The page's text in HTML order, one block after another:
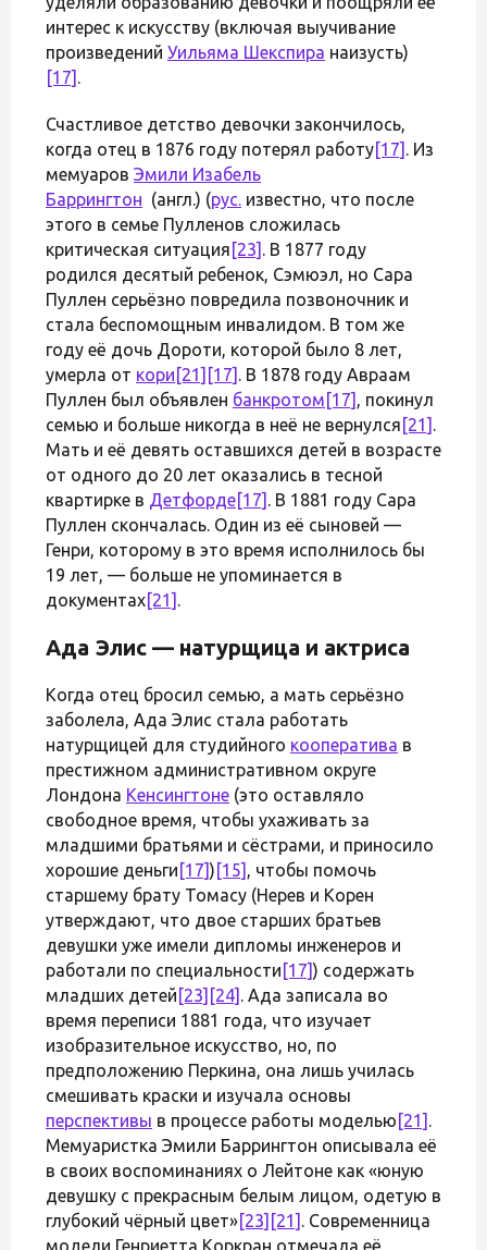
интерес к искусству (включая выучивание
произведений Уильяма Шекспира наизусть)
[17] .
Счастливое детство девочки закончилось,
когда отец в 1876 году потерял работу[17] . Из
мемуаров Эмили Изабель
Баррингтон (англ.) (рус. известно, что после
этого в семье Пулленов сложилась
критическая ситуация [23] . В 1877 году
родился десятый ребенок, Сэмюэл, но Сара
Пуллен серьёзно повредила позвоночник и
стала беспомощным инвалидом. В том же
году её дочь Дороти, которой было 8 лет,
умерла от кори [21] [17] . В 1878 году Авраам
Пуллен был объявлен банкротом [17] , покинул
семью и больше никогда в неё не вернулся [21] .
Мать и её девять оставшихся детей в возрасте
от одного до 20 лет оказались в тесной
квартирке в Детфорде[17] . В 1881 году Сара
Пуллен скончалась. Один из её сыновей —
Генри, которому в это время исполнилось бы
19 лет, — больше не упоминается в
документах[21] .
Ада Элис — натурщица и актриса
Когда отец бросил семью, а мать серьёзно
заболела, Ада Элис стала работать
натурщицей для студийного кооператива в
престижном административном округе
Лондона Кенсингтоне (это оставляло
свободное время, чтобы ухаживать за
младшими братьями и сёстрами, и приносило
хорошие деньги [17]) [15] , чтобы помочь
старшему брату Томасу (Нерев и Корен
утверждают, что двое старших братьев
девушки уже имели дипломы инженеров и
работали по специальности [17]) содержать
младших детей [23] [24] . Ада записала во
время переписи 1881 года, что изучает
изобразительное искусство, но, по
предположению Перкина, она лишь училась
смешивать краски и изучала основы
перспективы в процессе работы моделью [21] .
Мемуаристка Эмили Баррингтон описывала её
в своих воспоминаниях о Лейтоне как «юную
девушку с прекрасным белым лицом, одетую в
глубокий чёрный цвет»[23] [21] . Современница
модели Генриетта Коркран отмечала её